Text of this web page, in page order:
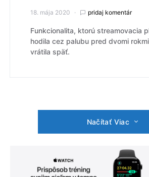
18. mája 2020 pridaj komentár
Funkcionalita, ktorú streamovacia
hodila cez palubu pred dvomi
vrátila späť.
Načítať Viac